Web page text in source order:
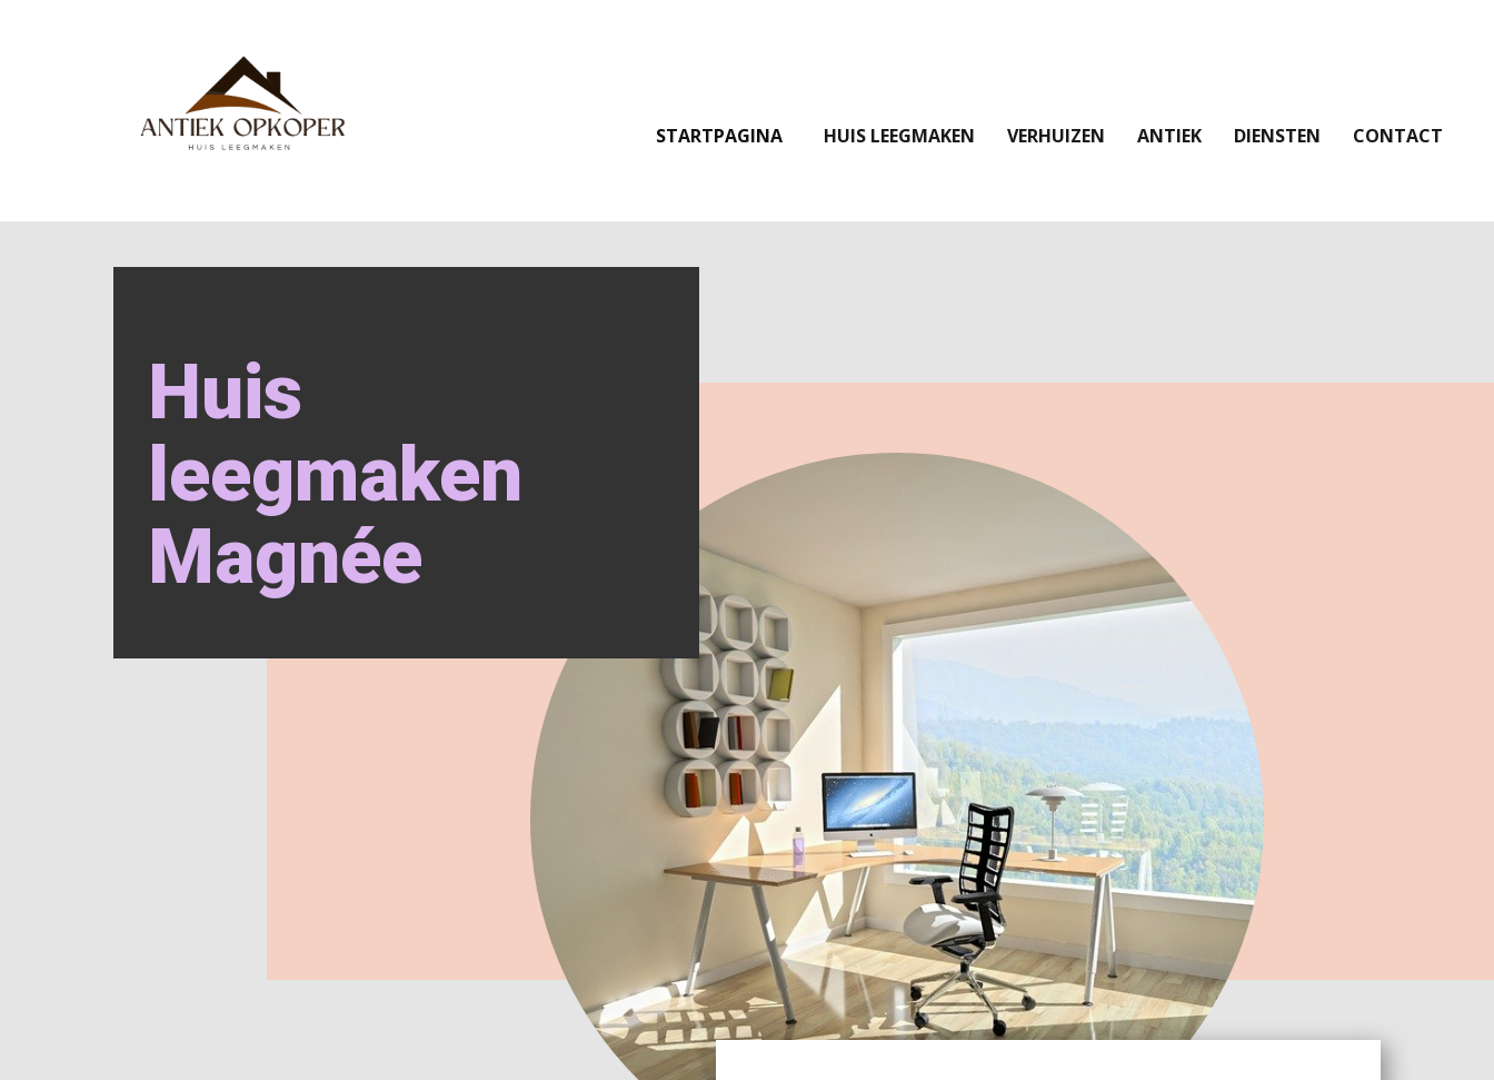
STARTPAGINA HUIS LEEGMAKEN VERHUIZEN ANTIEK DIENSTEN CONTACT
Huis
leegmaken
Magnée